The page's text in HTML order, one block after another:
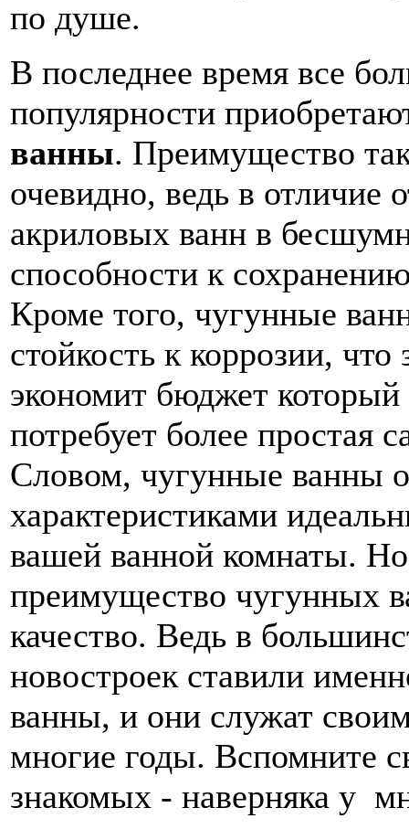
по душе.
В последнее время все
популярности
ванны. Преимущество
очевидно, ведь в отличие
акриловых ванн в
способности к
Кроме того, чугунные
стойкость к коррозии, что
экономит бюджет который
потребует более простая
Словом, чугунные ванны
характеристиками
вашей ванной комнаты. Но
преимущество чугунных
качество. Ведь в
новостроек ставили
ванны, и они служат
многие годы. Вспомните
знакомых - наверняка у